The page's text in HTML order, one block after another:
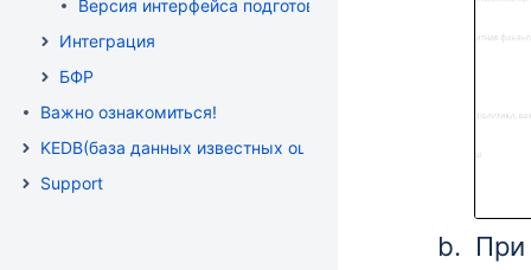
Версия интерфейса подготовки и сбора данных: 1.22
Интеграция
БФР
Важно ознакомиться!
KEDB(база данных известных ошибок )
Support
При